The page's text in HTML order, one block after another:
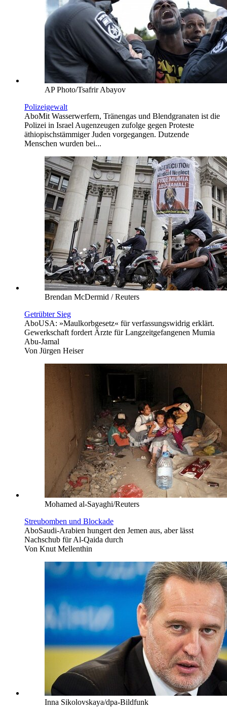
AP Photo/Tsafrir Abayov
Polizeigewalt
AboMit Wasserwerfern, Tränengas und Blendgranaten ist die
Polizei in Israel Augenzeugen zufolge gegen Proteste
äthiopischstämmiger Juden vorgegangen. Dutzende
Menschen wurden bei...
Brendan McDermid / Reuters
Getrübter Sieg
AboUSA: »Maulkorbgesetz« für verfassungswidrig erklärt.
Gewerkschaft fordert Ärzte für Langzeitgefangenen Mumia
Abu-Jamal
Von Jürgen Heiser
Mohamed al-Sayaghi/Reuters
Streubomben und Blockade
AboSaudi-Arabien hungert den Jemen aus, aber lässt
Nachschub für Al-Qaida durch
Von Knut Mellenthin
Inna Sikolovskaya/dpa-Bildfunk